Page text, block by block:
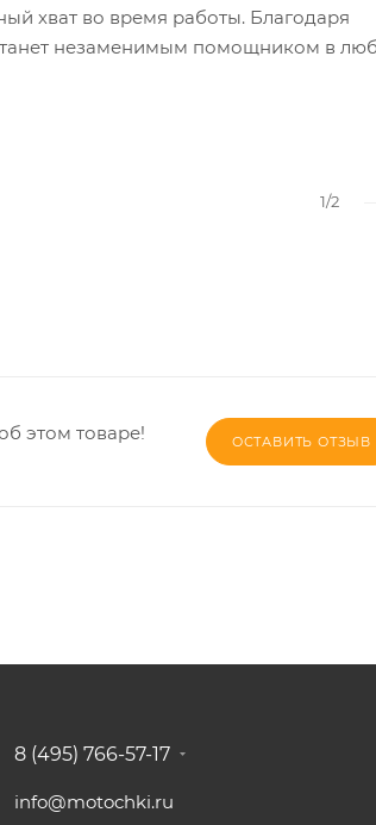
хват во время работы. Благодаря
незаменимым помощником в
1/2
ОСТАВИТЬ ОТЗЫВ
этом товаре!
8 (495) 766-57-17
info@motochki.ru